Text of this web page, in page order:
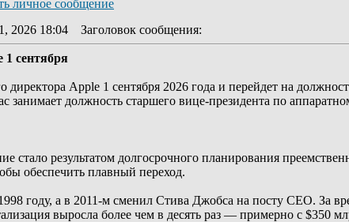
2026 18:04 Заголовок сообщения:
сентября
директора Apple 1 сентября 2026 года и перейдет на
занимает должность старшего вице-президента по
стало результатом долгосрочного планирования
обеспечить плавный переход.
году, а в 2011-м сменил Стива Джобса на посту CEO. За
выросла более чем в десять раз — примерно с $350